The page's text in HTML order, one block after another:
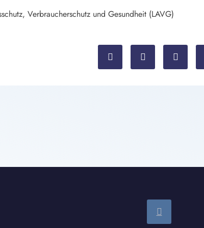
Verbraucherschutz und Gesundheit (LAVG)